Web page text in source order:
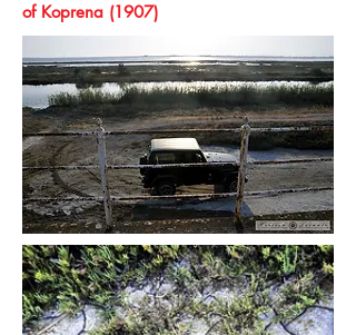
of Koprena (1907)